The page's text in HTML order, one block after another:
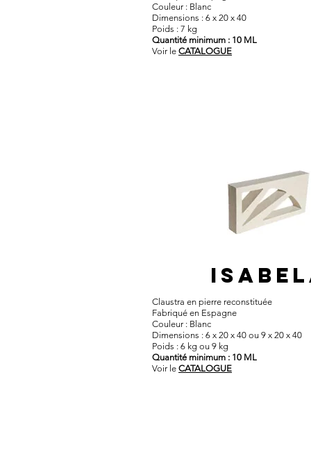
Couleur : Blanc
Dimensions : 6 x 20 x 40
Poids : 7 kg
Quantité minimum : 10 ML
Voir le CATALOGUE
Claustra en pierre reconstituée​
Fabriqué en Espagne
Couleur : Blanc
Dimensions : 6 x 20 x 40 ou 9 x 20 x 40
Poids : 6 kg ou 9 kg
Quantité minimum : 10 ML
Voir le CATALOGUE